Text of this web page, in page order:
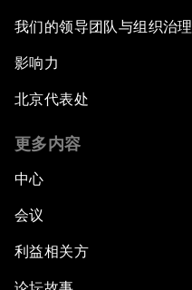
我们的领导团队与组织治理
影响力
北京代表处
更多内容
中心
会议
利益相关方